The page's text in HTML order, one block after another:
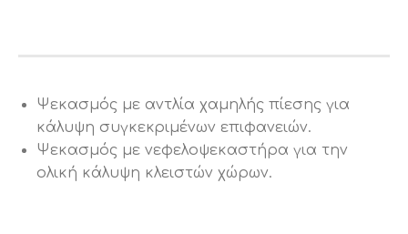
Ψεκασμός με αντλία χαμηλής πίεσης για
κάλυψη συγκεκριμένων επιφανειών.
Ψεκασμός με νεφελοψεκαστήρα για την
ολική κάλυψη κλειστών χώρων.